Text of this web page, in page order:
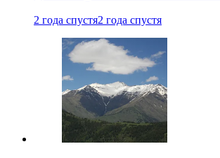
2 года спустя2 года спустя